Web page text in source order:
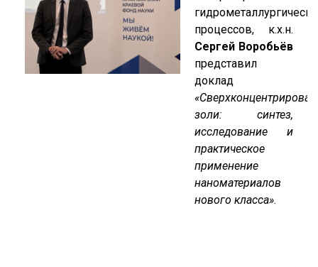
процессов, к.х.н.
Сергей Воробьёв
представил
доклад
золи: синтез,
исследование и
практическое
применение
наноматериалов
нового класса».